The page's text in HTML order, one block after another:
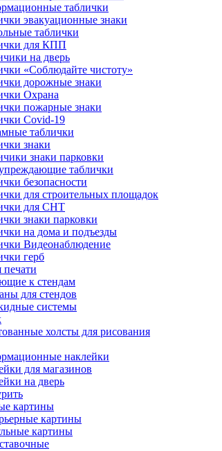
таблички
эвакуационные знаки
таблички
для КПП
на дверь
«Соблюдайте чистоту»
дорожные знаки
Охрана
пожарные знаки
Covid-19
таблички
знаки
знаки парковки
таблички
безопасности
для строительных площадок
для СНТ
знаки парковки
на дома и подъезды
Видеонаблюдение
герб
печати
к стендам
для стендов
системы
холсты для рисования
наклейки
для магазинов
на дверь
картины
картины
картины